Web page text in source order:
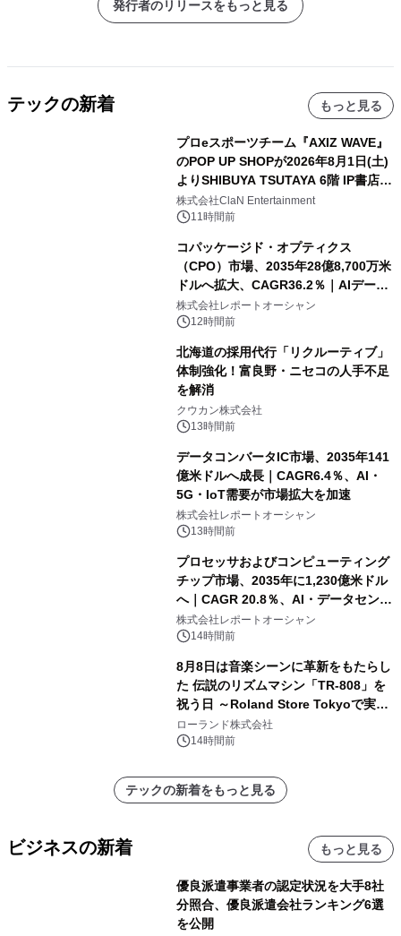
発行者のリリースをもっと見る
テックの新着 もっと見る
プロeスポーツチーム『AXIZ WAVE』
のPOP UP SHOPが2026年8月1日(土)
よりSHIBUYA TSUTAYA 6階 IP書店で
開催決定！！
株式会社ClaN Entertainment
11時間前
コパッケージド・オプティクス
（CPO）市場、2035年28億8,700万米
ドルへ拡大、CAGR36.2％｜AIデータ
センター・高速光通信需要が成長を加
速
株式会社レポートオーシャン
12時間前
北海道の採用代行「リクルーティブ」
体制強化！富良野・ニセコの人手不足
を解消
クウカン株式会社
13時間前
データコンバータIC市場、2035年141
億米ドルへ成長｜CAGR6.4％、AI・
5G・IoT需要が市場拡大を加速
株式会社レポートオーシャン
13時間前
プロセッサおよびコンピューティング
チップ市場、2035年に1,230億米ドル
へ｜CAGR 20.8％、AI・データセンタ
ー需要が成長を牽引
株式会社レポートオーシャン
14時間前
8月8日は音楽シーンに革新をもたらし
た 伝説のリズムマシン「TR-808」を
祝う日 ～Roland Store Tokyoで実機
を展示しての 記念キャンペーンを開
催 英国ラジオ「NTS」の 特別プログ
アーティストを フィーチャーしたアニ
メーションを公開～
ローランド株式会社
14時間前
テックの新着をもっと見る
ビジネスの新着 もっと見る
優良派遣事業者の認定状況を大手8社
分照合、優良派遣会社ランキング6選
を公開